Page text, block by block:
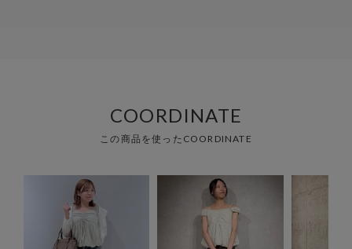
COORDINATE
この商品を使ったCOORDINATE